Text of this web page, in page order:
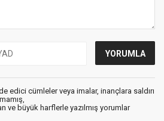
edici cümleler veya imalar, inançlara saldırı
ve büyük harflerle yazılmış yorumlar